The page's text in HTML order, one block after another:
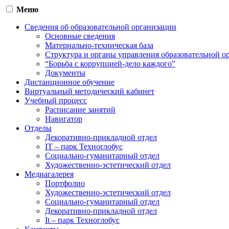
Меню
Сведения об образовательной организации
Основные сведения
Материально-техническая база
Структура и органы управления образовательной
“Борьба с коррупцией-дело каждого”
Документы
Дистанционное обучение
Виртуальный методический кабинет
Учебный процесс
Расписание занятий
Навигатор
Отделы
Декоративно-прикладной отдел
IT – парк Техноглобус
Социально-гуманитарный отдел
Художественно-эстетический отдел
Медиагалерея
Портфолио
Художественно-эстетический отдел
Социально-гуманитарный отдел
Декоративно-прикладной отдел
It – парк Техноглобус